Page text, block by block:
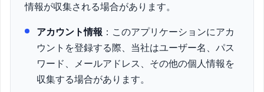
情報が収集される場合があります。
アカウント情報 ：このアプリケーションにアカ
ウントを登録する際、当社はユーザー名、パス
ワード、メールアドレス、その他の個人情報を
収集する場合があります。